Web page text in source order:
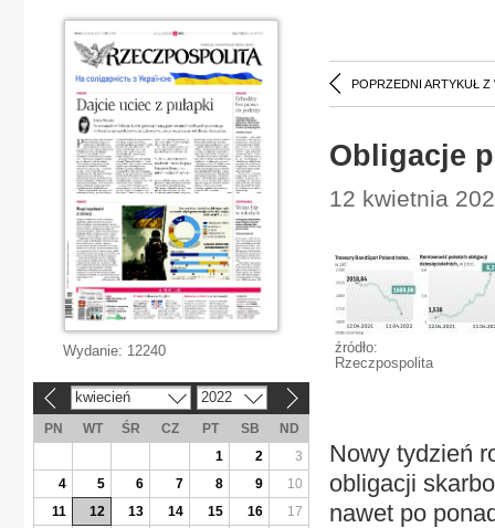
POPRZEDNI ARTYKUŁ Z
Obligacje
12 kwietnia
źródło:
Rzeczpospolita
Nowy tydzień
obligacji
nawet po
Wydanie: 12240
kwiecień 2022
PN WT ŚR CZ PT SB
ND
1
2
3
4
5 6 7 8 9
10
11
12 13 14 15 16
17